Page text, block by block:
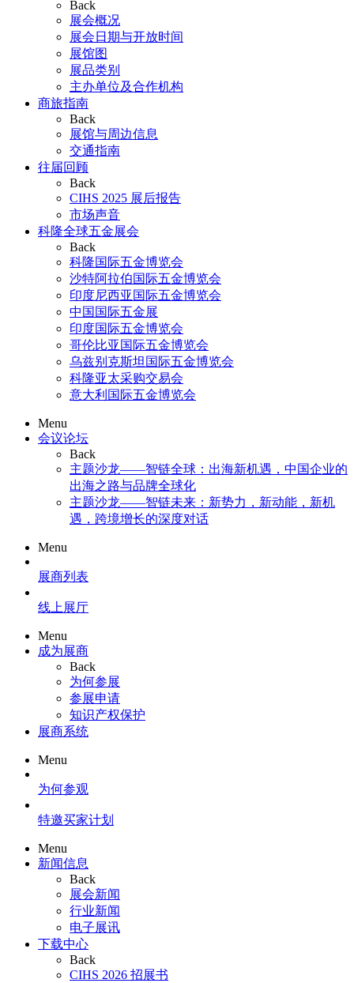
Back
展会概况
展会日期与开放时间
展馆图
展品类别
主办单位及合作机构
商旅指南
Back
展馆与周边信息
交通指南
往届回顾
Back
CIHS 2025 展后报告
市场声音
科隆全球五金展会
Back
科隆国际五金博览会
沙特阿拉伯国际五金博览会
印度尼西亚国际五金博览会
中国国际五金展
印度国际五金博览会
哥伦比亚国际五金博览会
乌兹别克斯坦国际五金博览会
科隆亚太采购交易会
意大利国际五金博览会
Menu
会议论坛
Back
主题沙龙——智链全球：出海新机遇，中国企业的
出海之路与品牌全球化
主题沙龙——智链未来：新势力，新动能，新机
遇，跨境增长的深度对话
Menu
展商列表
线上展厅
Menu
成为展商
Back
为何参展
参展申请
知识产权保护
展商系统
Menu
为何参观
特邀买家计划
Menu
新闻信息
Back
展会新闻
行业新闻
电子展讯
下载中心
Back
CIHS 2026 招展书